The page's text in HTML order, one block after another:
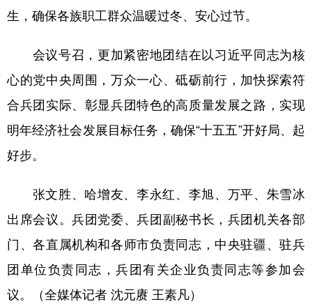
生，确保各族职工群众温暖过冬、安心过节。
会议号召，更加紧密地团结在以习近平同志为核
心的党中央周围，万众一心、砥砺前行，加快探索符
合兵团实际、彰显兵团特色的高质量发展之路，实现
明年经济社会发展目标任务，确保“十五五”开好局、起
好步。
张文胜、哈增友、李永红、李旭、万平、朱雪冰
出席会议。兵团党委、兵团副秘书长，兵团机关各部
门、各直属机构和各师市负责同志，中央驻疆、驻兵
团单位负责同志，兵团有关企业负责同志等参加会
议。（全媒体记者 沈元赓 王素凡）